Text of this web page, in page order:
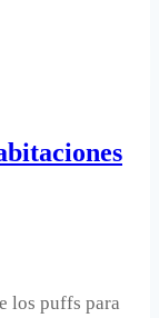
los puffs para